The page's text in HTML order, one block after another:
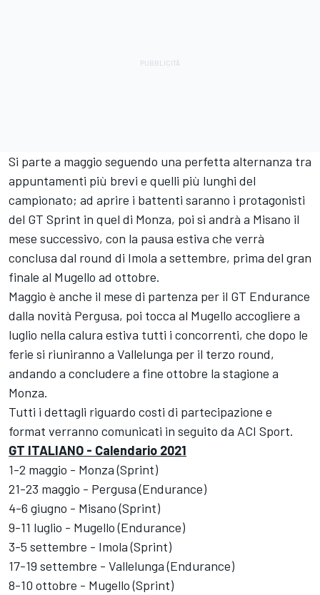
Si parte a maggio seguendo una perfetta alternanza tra
appuntamenti più brevi e quelli più lunghi del
campionato; ad aprire i battenti saranno i protagonisti
del GT Sprint in quel di Monza, poi si andrà a Misano il
mese successivo, con la pausa estiva che verrà
conclusa dal round di Imola a settembre, prima del gran
finale al Mugello ad ottobre.
Maggio è anche il mese di partenza per il GT Endurance
dalla novità Pergusa, poi tocca al Mugello accogliere a
luglio nella calura estiva tutti i concorrenti, che dopo le
ferie si riuniranno a Vallelunga per il terzo round,
andando a concludere a fine ottobre la stagione a
Monza.
Tutti i dettagli riguardo costi di partecipazione e
format verranno comunicati in seguito da ACI Sport.
GT ITALIANO - Calendario 2021
1-2 maggio - Monza (Sprint)
21-23 maggio - Pergusa (Endurance)
4-6 giugno - Misano (Sprint)
9-11 luglio - Mugello (Endurance)
3-5 settembre - Imola (Sprint)
17-19 settembre - Vallelunga (Endurance)
8-10 ottobre - Mugello (Sprint)